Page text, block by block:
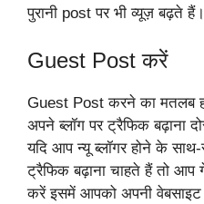
पुरानी post पर भी व्यूज़ बढ़ते हैं।
Guest Post करें
Guest Post करने का मतलब
अपने ब्लॉग पर ट्रैफिक बढ़ाना
यदि आप न्यू ब्लॉगर होने के
ट्रैफिक बढ़ाना चाहते हैं तो आप
करें इसमें आपको अपनी